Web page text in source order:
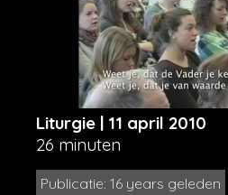
Liturgie | 11 april 2010
26 minuten
Publicatie: 16 years geleden